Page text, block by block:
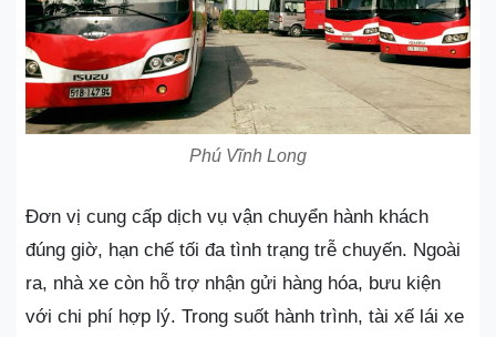
Phú Vĩnh Long
Đơn vị cung cấp dịch vụ vận chuyển hành khách
đúng giờ, hạn chế tối đa tình trạng trễ chuyến. Ngoài
ra, nhà xe còn hỗ trợ nhận gửi hàng hóa, bưu kiện
với chi phí hợp lý. Trong suốt hành trình, tài xế lái xe